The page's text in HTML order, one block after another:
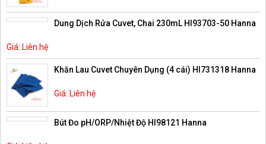
Dung Dịch Rửa Cuvet, Chai 230mL HI93703-50 Hanna
Giá: Liên hệ
Khăn Lau Cuvet Chuyên Dụng (4 cái) HI731318 Hanna
Giá: Liên hệ
Bút Đo pH/ORP/Nhiệt Độ HI98121 Hanna